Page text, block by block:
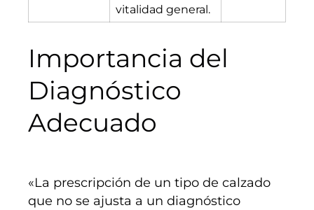
vitalidad general.
Importancia del
Diagnóstico
Adecuado
«La prescripción de un tipo de calzado
que no se ajusta a un diagnóstico